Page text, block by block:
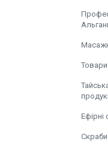
Товари
Ефірні
Скраби